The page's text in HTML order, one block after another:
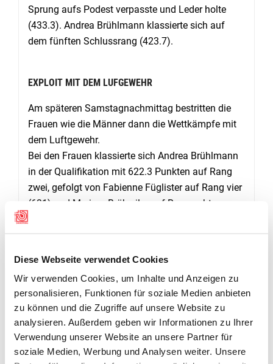
Diese Webseite verwendet Cookies
Wir verwenden Cookies, um Inhalte und Anzeigen zu
personalisieren, Funktionen für soziale Medien anbieten
zu können und die Zugriffe auf unsere Website zu
analysieren. Außerdem geben wir Informationen zu Ihrer
Verwendung unserer Website an unsere Partner für
soziale Medien, Werbung und Analysen weiter. Unsere
Sprung aufs Podest verpasste und Leder holte
(433.3). Andrea Brühlmann klassierte sich auf
dem fünften Schlussrang (423.7).
EXPLOIT MIT DEM LUFGEWEHR
Am späteren Samstagnachmittag bestritten die
Frauen wie die Männer dann die Wettkämpfe mit
dem Luftgewehr.
Bei den Frauen klassierte sich Andrea Brühlmann
in der Qualifikation mit 622.3 Punkten auf Rang
zwei, gefolgt von Fabienne Füglister auf Rang vier
(621) und Myriam Brühwiler auf Rang acht
Rang (613.1).
Im Finale dann legten Brühwiler und Füglister ein
Brikett drauf: Die beiden Schweizerinnen liessen
die Konkurrenz hinter sich und lieferten sich ein
hart umkämpftes Duell: Am Schluss hatte
Brühwyler die Nase vorn (248.3) und sicherte sich
Gold mit 2.9 Punkten Vorsprung auf ihre